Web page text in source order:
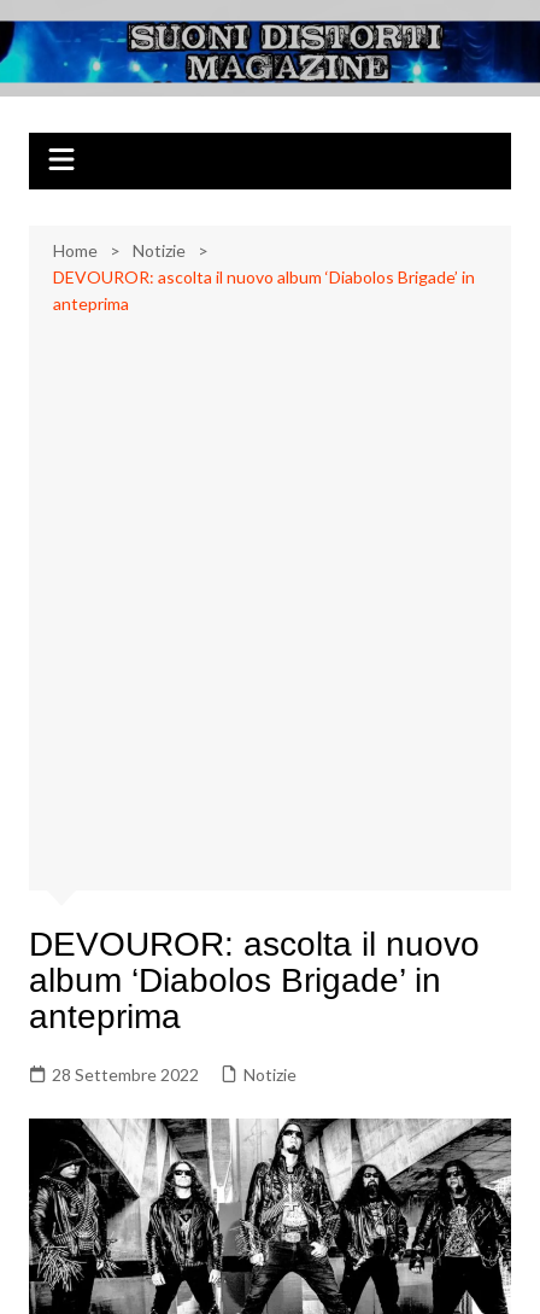
al
contenuto
Suoni Distorti
Magazine
Musica Rock, Metal, Punk e varie sonorità alternative
Home
Notizie
DEVOUROR: ascolta il nuovo album ‘Diabolos Brigade’ in
anteprima
DEVOUROR: ascolta il nuovo
album ‘Diabolos Brigade’ in
anteprima
28 Settembre 2022 Notizie